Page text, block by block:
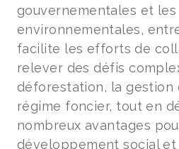
gouvernementales et
environnementales,
facilite les efforts de
relever des défis
déforestation, la gestion
régime foncier, tout en
nombreux avantages
développement social et